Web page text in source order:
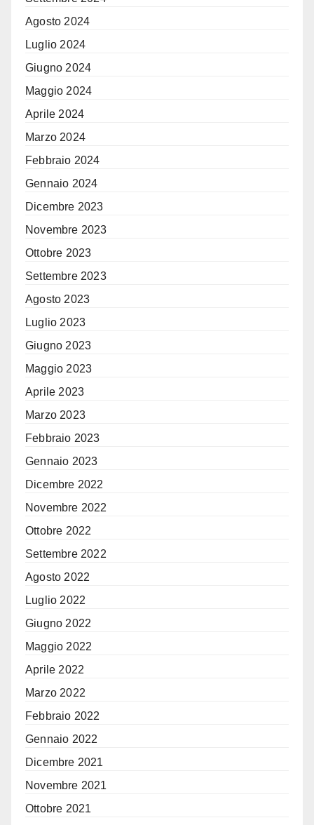
Agosto 2024
Luglio 2024
Giugno 2024
Maggio 2024
Aprile 2024
Marzo 2024
Febbraio 2024
Gennaio 2024
Dicembre 2023
Novembre 2023
Ottobre 2023
Settembre 2023
Agosto 2023
Luglio 2023
Giugno 2023
Maggio 2023
Aprile 2023
Marzo 2023
Febbraio 2023
Gennaio 2023
Dicembre 2022
Novembre 2022
Ottobre 2022
Settembre 2022
Agosto 2022
Luglio 2022
Giugno 2022
Maggio 2022
Aprile 2022
Marzo 2022
Febbraio 2022
Gennaio 2022
Dicembre 2021
Novembre 2021
Ottobre 2021